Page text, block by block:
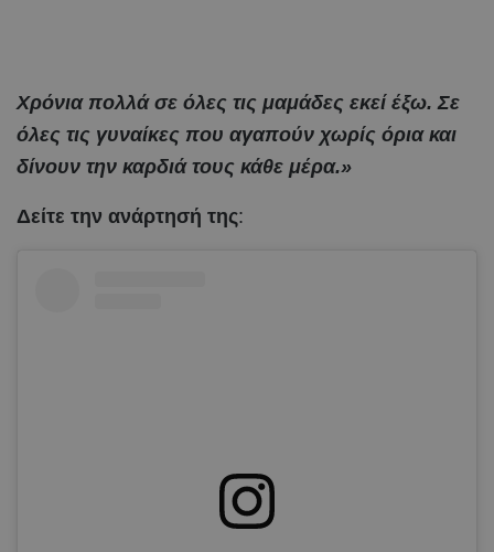
Χρόνια πολλά σε όλες τις μαμάδες εκεί έξω. Σε
όλες τις γυναίκες που αγαπούν χωρίς όρια και
δίνουν την καρδιά τους κάθε μέρα.»
Δείτε την ανάρτησή της: